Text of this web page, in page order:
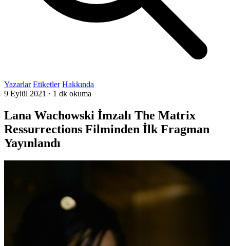
Yazarlar Etiketler Hakkında
9 Eylül 2021 · 1 dk okuma
Lana Wachowski İmzalı The Matrix
Ressurrections Filminden İlk Fragman
Yayınlandı